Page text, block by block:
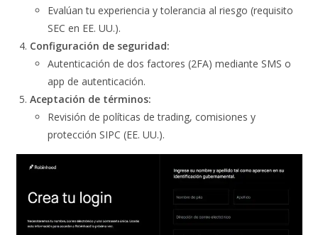
Evalúan tu experiencia y tolerancia al riesgo (requisito
SEC en EE. UU.).
Configuración de seguridad:
Autenticación de dos factores (2FA) mediante SMS o
app de autenticación.
Aceptación de términos:
Revisión de políticas de trading, comisiones y
protección SIPC (EE. UU.).